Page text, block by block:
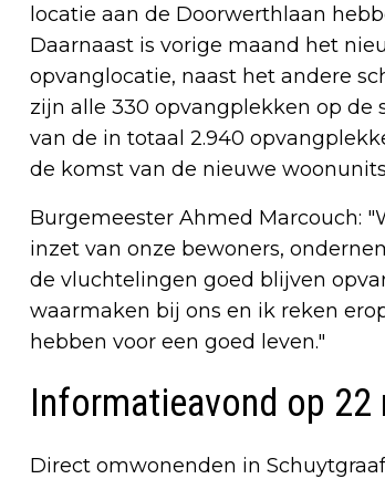
locatie aan de Doorwerthlaan
Daarnaast is vorige maand het
opvanglocatie, naast het andere
zijn alle 330 opvangplekken op de
van de in totaal 2.940
de komst van de nieuwe
Burgemeester Ahmed Marcouch:
inzet van onze bewoners,
de vluchtelingen goed blijven
waarmaken bij ons en ik reken
hebben voor een goed leven."
Informatieavond op 22
Direct omwonenden in